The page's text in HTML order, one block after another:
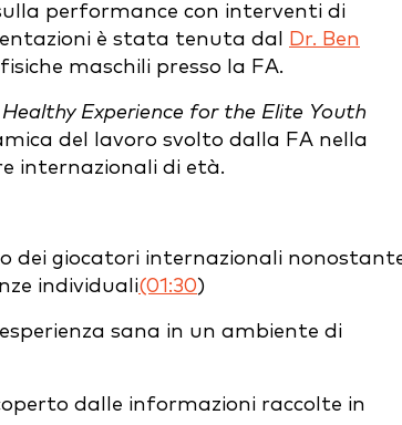
performance con interventi di
è stata tenuta dal
Dr. Ben
maschili presso la FA.
Experience for the Elite Youth
del lavoro svolto dalla FA nella
internazionali di età.
giocatori internazionali
individuali(01:30)
sana in un ambiente di
dalle informazioni raccolte in